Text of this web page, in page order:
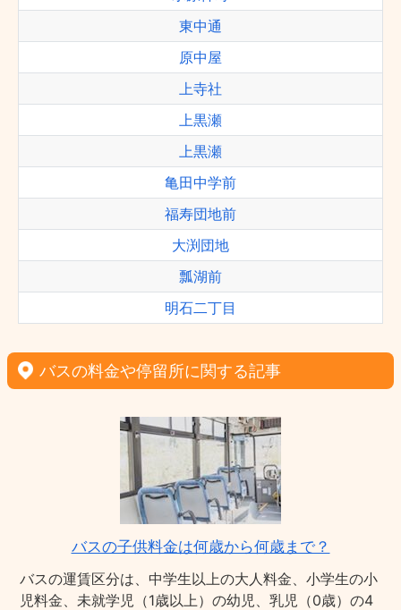
東中通
原中屋
上寺社
上黒瀬
上黒瀬
亀田中学前
福寿団地前
大渕団地
瓢湖前
明石二丁目
バスの料金や停留所に関する記事
バスの子供料金は何歳から何歳まで？
バスの運賃区分は、中学生以上の大人料金、小学生の小
児料金、未就学児（1歳以上）の幼児、乳児（0歳）の4